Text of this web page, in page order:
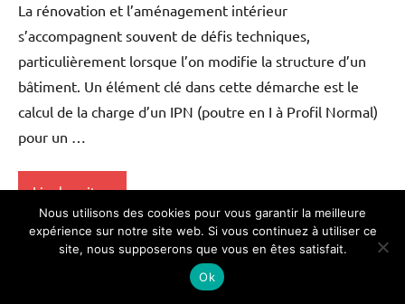
La rénovation et l’aménagement intérieur
s’accompagnent souvent de défis techniques,
particulièrement lorsque l’on modifie la structure d’un
bâtiment. Un élément clé dans cette démarche est le
calcul de la charge d’un IPN (poutre en I à Profil Normal)
pour un …
Lire la suite
Faire des travaux
Nous utilisons des cookies pour vous garantir la meilleure
expérience sur notre site web. Si vous continuez à utiliser ce
site, nous supposerons que vous en êtes satisfait.
Ok